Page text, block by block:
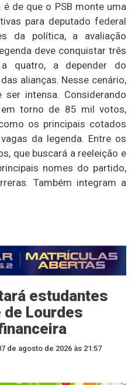
é de que o PSB monte uma
para deputado federal
da política, a avaliação
deve conquistar três
quatro, a depender do
alianças. Nesse cenário,
intensa. Considerando
torno de 85 mil votos,
os principais cotados
da legenda. Entre os
que buscará a reeleição e
nomes do partido,
Também integram a
estudantes
de Lourdes
de agosto de 2026 às 21:57